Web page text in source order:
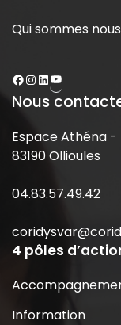
Qui sommes
Nous
Espace Athéna
83190 Ollioules
04.83.57.49.42
4 pôles
Information